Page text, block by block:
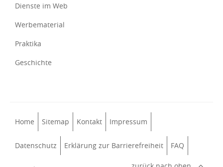
Dienste im Web
Werbematerial
Praktika
Geschichte
Home Sitemap Kontakt Impressum
Datenschutz Erklärung zur Barrierefreiheit FAQ